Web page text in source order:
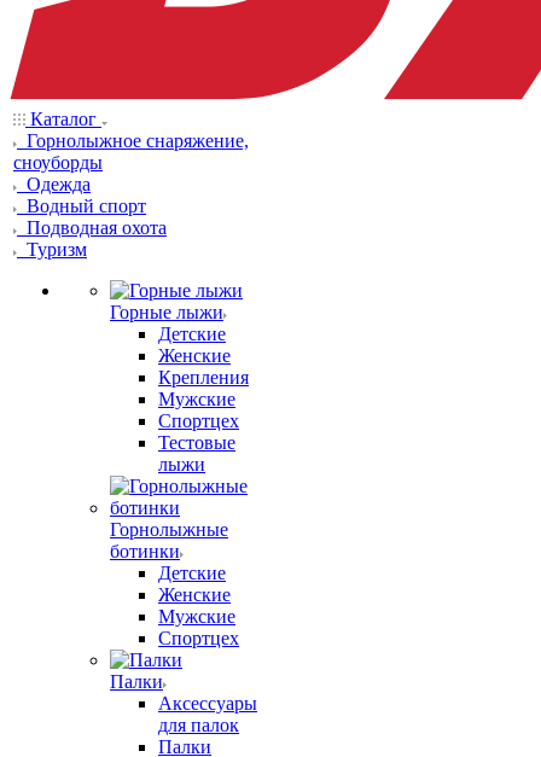
Каталог
Горнолыжное снаряжение,
сноуборды
Одежда
Водный спорт
Подводная охота
Туризм
Горные лыжи
Детские
Женские
Крепления
Мужские
Спортцех
Тестовые
лыжи
Горнолыжные
ботинки
Детские
Женские
Мужские
Спортцех
Палки
Аксессуары
для палок
Палки